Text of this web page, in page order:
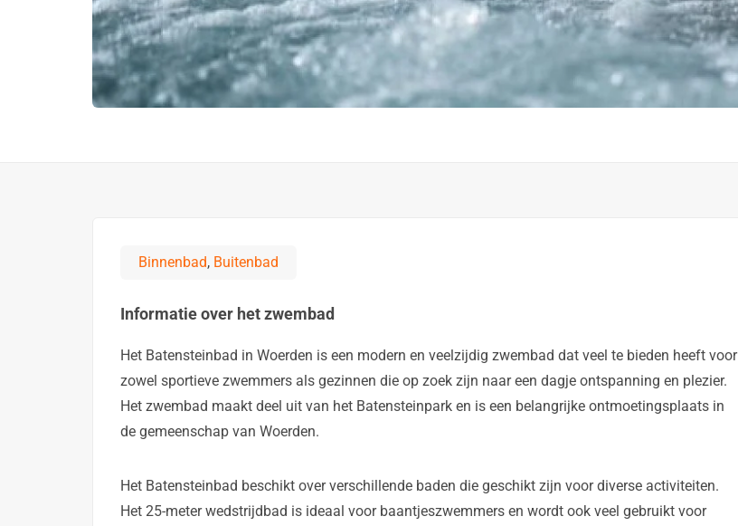
Binnenbad, Buitenbad
Informatie over het zwembad
Het Batensteinbad in Woerden is een modern en veelzijdig zwembad dat veel te bieden heeft voor
zowel sportieve zwemmers als gezinnen die op zoek zijn naar een dagje ontspanning en plezier.
Het zwembad maakt deel uit van het Batensteinpark en is een belangrijke ontmoetingsplaats in
de gemeenschap van Woerden.
Het Batensteinbad beschikt over verschillende baden die geschikt zijn voor diverse activiteiten.
Het 25-meter wedstrijdbad is ideaal voor baantjeszwemmers en wordt ook veel gebruikt voor